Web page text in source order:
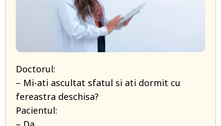
Doctorul:
– Mi-ati ascultat sfatul si ati dormit cu
fereastra deschisa?
Pacientul: